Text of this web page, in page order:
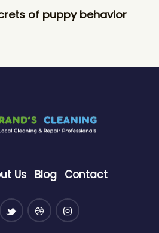
of puppy behavior
Us Blog Contact